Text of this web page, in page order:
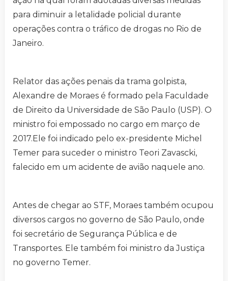
para diminuir a letalidade policial durante
operações contra o tráfico de drogas no Rio de
Janeiro.
Relator das ações penais da trama golpista,
Alexandre de Moraes é formado pela Faculdade
de Direito da Universidade de São Paulo (USP). O
ministro foi empossado no cargo em março de
2017.Ele foi indicado pelo ex-presidente Michel
Temer para suceder o ministro Teori Zavascki,
falecido em um acidente de avião naquele ano.
Antes de chegar ao STF, Moraes também ocupou
diversos cargos no governo de São Paulo, onde
foi secretário de Segurança Pública e de
Transportes. Ele também foi ministro da Justiça
no governo Temer.